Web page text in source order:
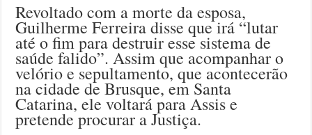
Revoltado com a morte da esposa,
Guilherme Ferreira disse que irá “lutar
até o fim para destruir esse sistema de
saúde falido”. Assim que acompanhar o
velório e sepultamento, que acontecerão
na cidade de Brusque, em Santa
Catarina, ele voltará para Assis e
pretende procurar a Justiça.